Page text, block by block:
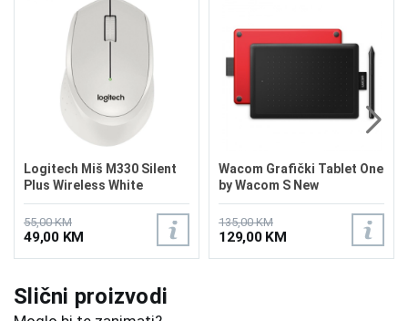
Logitech Miš M330 Silent
Plus Wireless White
55,00 KM
49,00 KM
Wacom Grafički Tablet One
by Wacom S New
135,00 KM
129,00 KM
Slični proizvodi